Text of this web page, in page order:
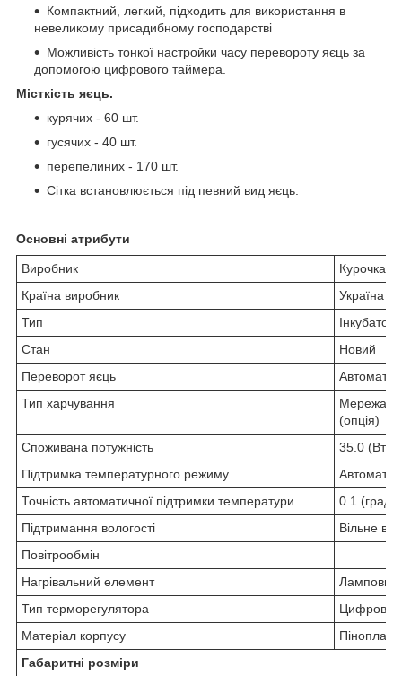
Компактний, легкий, підходить для використання в
невеликому присадибному господарстві
Можливість тонкої настройки часу перевороту яєць за
допомогою цифрового таймера.
Місткість яєць.
курячих - 60 шт.
гусячих - 40 шт.
перепелиних - 170 шт.
Сітка встановлюється під певний вид яєць.
Основні атрибути
Виробник
Курочка
Країна виробник
Україна
Тип
Стан
Новий
Переворот яєць
Тип харчування
Мережа
(опція)
Споживана потужність
35.0 (Вт)
Підтримка температурного режиму
Точність автоматичної підтримки температури
0.1 (град.)
Підтримання вологості
Вільне
Повітрообмін
Нагрівальний елемент
Ламповий
Тип терморегулятора
Цифровий
Матеріал корпусу
Пінопласт
Габаритні розміри